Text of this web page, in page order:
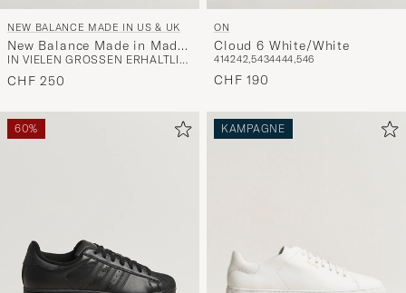
NEW BALANCE MADE IN US & UK
New Balance Made in Made
In UK 991 Sneakers Grey
IN VIELEN GRÖSSEN ERHÄLTLICH
CHF 250
ON
Cloud 6 White/White
414242,5434444,546
CHF 190
60% KAMPAGNE